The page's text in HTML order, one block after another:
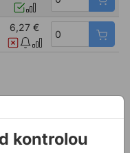
6,27 €
na sponkovanie
kontrolou